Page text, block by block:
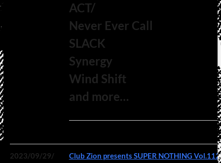
ACT/
Never Ever Call
SLACK
Synergy
Wind Shift
and more…
2023/09/29/
Club Zion presents SUPER NOTHING Vol.112